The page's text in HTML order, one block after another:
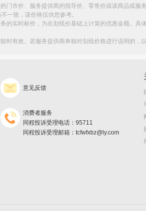
门市价、服务提供商的指导价、零售价或该商品或
一致，该价格仅供您参考。
的实时标价，为在划线价基础上计算的优惠金额。
时有效。若服务提供商单独对划线价格进行说明的
意见反馈
消费者服务
同程投诉受理电话：95711
同程投诉受理邮箱：tcfwfxbz@ly.com